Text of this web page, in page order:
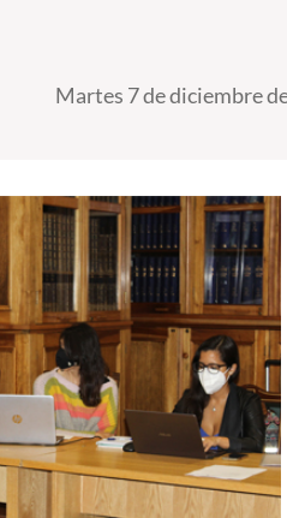
Martes 7 de diciembre